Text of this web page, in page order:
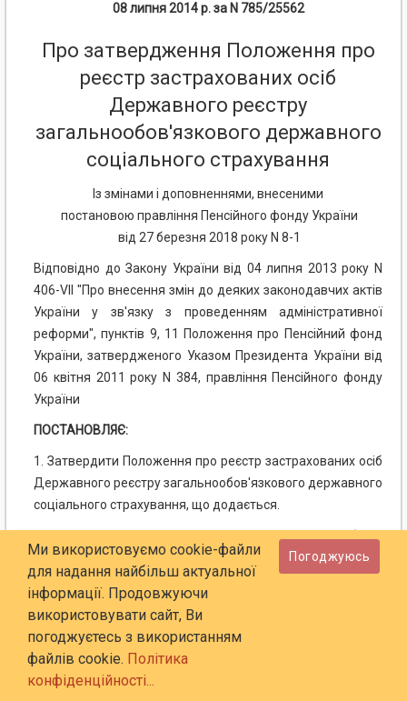
08 липня 2014 р. за N 785/25562
Про затвердження Положення про
реєстр застрахованих осіб
Державного реєстру
загальнообов'язкового державного
соціального страхування
Із змінами і доповненнями, внесеними
постановою правління Пенсійного фонду України
від 27 березня 2018 року N 8-1
Відповідно до Закону України від 04 липня 2013 року N
406-VII "Про внесення змін до деяких законодавчих актів
України у зв'язку з проведенням адміністративної
реформи", пунктів 9, 11 Положення про Пенсійний фонд
України, затвердженого Указом Президента України від
06 квітня 2011 року N 384, правління Пенсійного фонду
України
ПОСТАНОВЛЯЄ:
1. Затвердити Положення про реєстр застрахованих осіб
Державного реєстру загальнообов'язкового державного
соціального страхування, що додається.
2. Департаменту персоніфікованого обліку,
інформаційних систем та мереж (Ніколаєв О. Б.) та
юридичному управлінню (Рябцева Т. Б.) подати цю
постанову на державну реєстрацію до Міністерства
юстиції України.
3. Ця постанова набирає чинності з дня її офіційного
опублікування.
Ми використовуємо cookie-файли
для надання найбільш актуальної
інформації. Продовжуючи
використовувати сайт, Ви
погоджуєтесь з використанням
файлів cookie. Політика
конфіденційності...
Погоджуюсь